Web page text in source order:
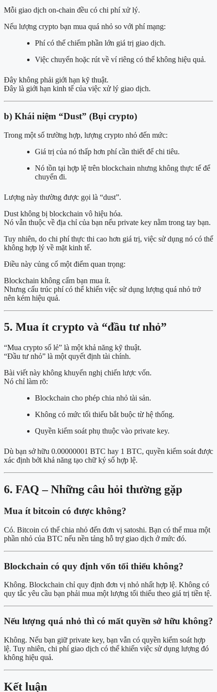
Mỗi giao dịch on-chain đều có chi phí xử lý.
Nếu lượng crypto bạn mua quá nhỏ so với phí mạng:
Phí có thể chiếm phần lớn giá trị giao dịch.
Việc chuyển hoặc rút về ví riêng có thể không hiệu quả.
Đây không phải giới hạn kỹ thuật.
Đây là giới hạn kinh tế của việc xử lý giao dịch.
b) Khái niệm “Dust” (Bụi crypto)
Trong một số trường hợp, lượng crypto nhỏ đến mức:
Giá trị của nó thấp hơn phí cần thiết để chi tiêu.
Nó tồn tại hợp lệ trên blockchain nhưng không thực tế để
chuyển đi.
Lượng này thường được gọi là “dust”.
Dust không bị blockchain vô hiệu hóa.
Nó vẫn thuộc về địa chỉ của bạn nếu private key nằm trong tay bạn.
Tuy nhiên, do chi phí thực thi cao hơn giá trị, việc sử dụng nó có thể
không hợp lý về mặt kinh tế.
Điều này củng cố một điểm quan trọng:
Blockchain không cấm bạn mua ít.
Nhưng cấu trúc phí có thể khiến việc sử dụng lượng quá nhỏ trở
nên kém hiệu quả.
5. Mua ít crypto và “đầu tư nhỏ”
“Mua crypto số lẻ” là một khả năng kỹ thuật.
“Đầu tư nhỏ” là một quyết định tài chính.
Bài viết này không khuyến nghị chiến lược vốn.
Nó chỉ làm rõ:
Blockchain cho phép chia nhỏ tài sản.
Không có mức tối thiểu bắt buộc từ hệ thống.
Quyền kiểm soát phụ thuộc vào private key.
Dù bạn sở hữu 0.00000001 BTC hay 1 BTC, quyền kiểm soát được
xác định bởi khả năng tạo chữ ký số hợp lệ.
6. FAQ – Những câu hỏi thường gặp
Mua ít bitcoin có được không?
Có. Bitcoin có thể chia nhỏ đến đơn vị satoshi. Bạn có thể mua một
phần nhỏ của BTC nếu nền tảng hỗ trợ giao dịch ở mức đó.
Blockchain có quy định vốn tối thiểu không?
Không. Blockchain chỉ quy định đơn vị nhỏ nhất hợp lệ. Không có
quy tắc yêu cầu bạn phải mua một lượng tối thiểu theo giá trị tiền tệ.
Nếu lượng quá nhỏ thì có mất quyền sở hữu không?
Không. Nếu bạn giữ private key, bạn vẫn có quyền kiểm soát hợp
lệ. Tuy nhiên, chi phí giao dịch có thể khiến việc sử dụng lượng đó
không hiệu quả.
Kết luận